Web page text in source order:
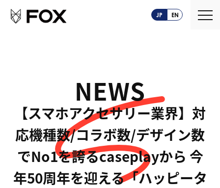
JP EN
NEWS
【スマホアクセサリー業界】対
応機種数/コラボ数/デザイン数
でNo1を誇るcaseplayから 今
年50周年を迎える「ハッピータ